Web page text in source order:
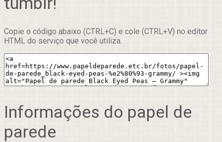
Copie o código abaixo (CTRL+C) e cole (CTRL+V) no editor
HTML do serviço que você utiliza.
Informações do papel de
parede